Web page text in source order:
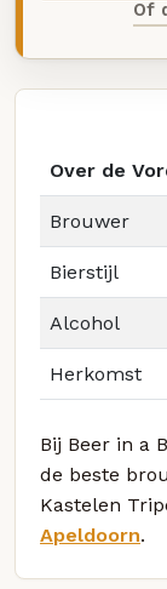
Of
Over de
Brouwer
Bierstijl
Alcohol
Herkomst
Bij Beer in a
de beste
Kastelen
Apeldoorn.